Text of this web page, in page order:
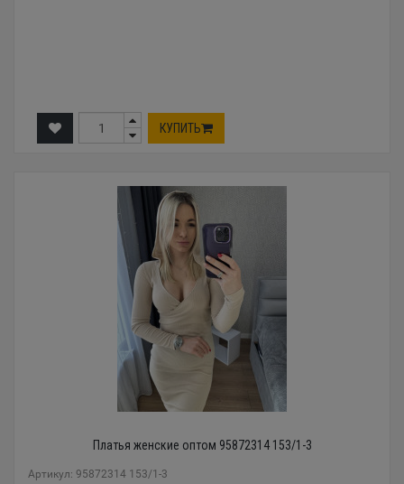
КУПИТЬ
Платья женские оптом 95872314 153/1-3
Артикул: 95872314 153/1-3